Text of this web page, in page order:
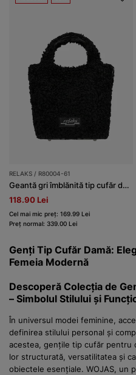
RELAKS / R80004-61
Geantă gri îmblănită tip cufăr damă RELAKS
118.90 Lei
Cel mai mic preț: 169.99 Lei
Preț normal: 339.00 Lei
Genți Tip Cufăr Damă:
Femeia Modernă
Descoperă Colecția de
– Simbolul Stilului și
În universul modei feminine,
definirea stilului personal și
acestea, gențile tip cufăr pentru
lor structurată, versatilitatea și
obiectele esențiale. WOJAS, un